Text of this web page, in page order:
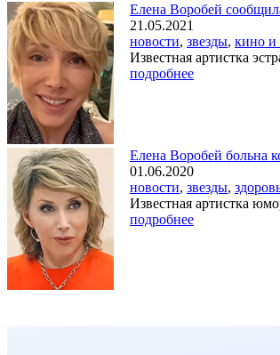
Елена Воробей
21.05.2021
новости, звезды, кино и
Известная артистка
подробнее
Елена Воробей больна
01.06.2020
новости, звезды,
Известная артистка
подробнее